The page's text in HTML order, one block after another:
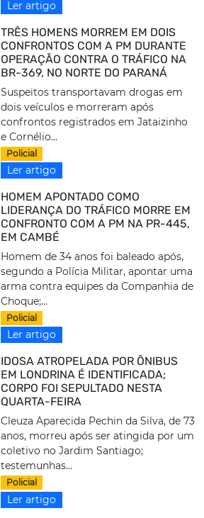
Ler artigo
TRÊS HOMENS MORREM EM DOIS
CONFRONTOS COM A PM DURANTE
OPERAÇÃO CONTRA O TRÁFICO NA
BR-369, NO NORTE DO PARANÁ
Suspeitos transportavam drogas em
dois veículos e morreram após
confrontos registrados em Jataizinho
e Cornélio...
Policial
Ler artigo
HOMEM APONTADO COMO
LIDERANÇA DO TRÁFICO MORRE EM
CONFRONTO COM A PM NA PR-445,
EM CAMBÉ
Homem de 34 anos foi baleado após,
segundo a Polícia Militar, apontar uma
arma contra equipes da Companhia de
Choque;...
Policial
Ler artigo
IDOSA ATROPELADA POR ÔNIBUS
EM LONDRINA É IDENTIFICADA;
CORPO FOI SEPULTADO NESTA
QUARTA-FEIRA
Cleuza Aparecida Pechin da Silva, de 73
anos, morreu após ser atingida por um
coletivo no Jardim Santiago;
testemunhas...
Policial
Ler artigo